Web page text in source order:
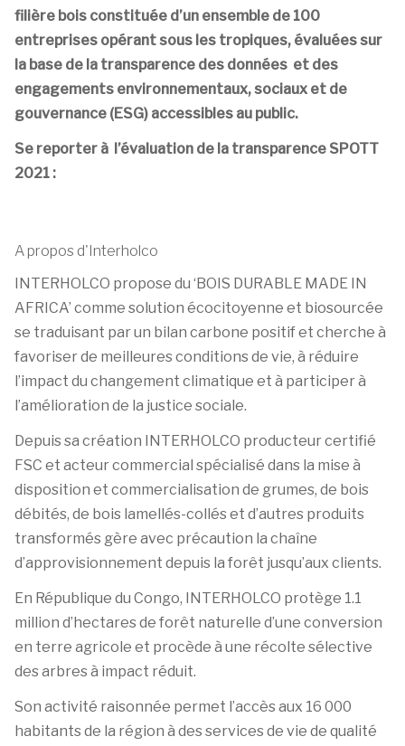
filière bois constituée d’un ensemble de 100
entreprises opérant sous les tropiques, évaluées sur
la base de la transparence des données et des
engagements environnementaux, sociaux et de
gouvernance (ESG) accessibles au public.
Se reporter à l’évaluation de la transparence SPOTT
2021 :
A propos d'Interholco
INTERHOLCO propose du ‘BOIS DURABLE MADE IN
AFRICA’ comme solution écocitoyenne et biosourcée
se traduisant par un bilan carbone positif et cherche à
favoriser de meilleures conditions de vie, à réduire
l’impact du changement climatique et à participer à
l’amélioration de la justice sociale.
Depuis sa création INTERHOLCO producteur certifié
FSC et acteur commercial spécialisé dans la mise à
disposition et commercialisation de grumes, de bois
débités, de bois lamellés-collés et d’autres produits
transformés gère avec précaution la chaîne
d’approvisionnement depuis la forêt jusqu’aux clients.
En République du Congo, INTERHOLCO protège 1.1
million d’hectares de forêt naturelle d’une conversion
en terre agricole et procède à une récolte sélective
des arbres à impact réduit.
Son activité raisonnée permet l’accès aux 16 000
habitants de la région à des services de vie de qualité